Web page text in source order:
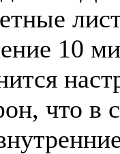
10
что в